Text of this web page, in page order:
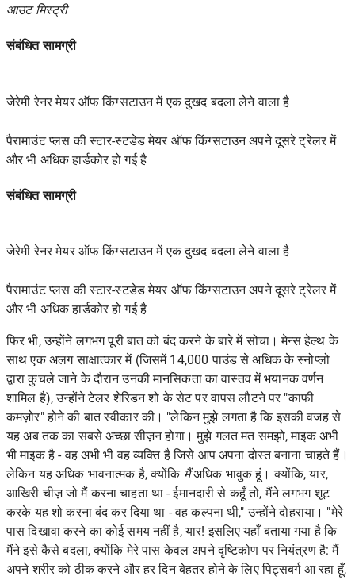
आउट मिस्ट्री
संबंधित सामग्री
जेरेमी रेनर मेयर ऑफ किंग्सटाउन में एक दुखद बदला लेने वाला है
पैरामाउंट प्लस की स्टार-स्टडेड मेयर ऑफ किंग्सटाउन अपने दूसरे ट्रेलर में
और भी अधिक हार्डकोर हो गई है
संबंधित सामग्री
जेरेमी रेनर मेयर ऑफ किंग्सटाउन में एक दुखद बदला लेने वाला है
पैरामाउंट प्लस की स्टार-स्टडेड मेयर ऑफ किंग्सटाउन अपने दूसरे ट्रेलर में
और भी अधिक हार्डकोर हो गई है
फिर भी, उन्होंने लगभग पूरी बात को बंद करने के बारे में सोचा।मेन्स हेल्थ के
साथ एक अलग साक्षात्कारमें (जिसमें 14,000 पाउंड से अधिक के स्नोप्लो
द्वारा कुचले जाने के दौरान उनकी मानसिकता का वास्तव में भयानक वर्णन
शामिल है), उन्होंने टेलर शेरिडन शो के सेट पर वापस लौटने पर "काफी
कमज़ोर" होने की बात स्वीकार की। "लेकिन मुझे लगता है कि इसकी वजह से
यह अब तक का सबसे अच्छा सीज़न होगा। मुझे गलत मत समझो, माइक अभी
भी माइक है - वह अभी भी वह व्यक्ति है जिसे आप अपना दोस्त बनाना चाहते हैं।
लेकिन यह अधिक भावनात्मक है, क्योंकि मैंअधिक भावुक हूं। क्योंकि, यार,
आखिरी चीज़ जो मैं करना चाहता था - ईमानदारी से कहूँ तो, मैंने लगभग शूट
करके यह शो करना बंद कर दिया था - वह कल्पना थी," उन्होंने दोहराया। "मेरे
पास दिखावा करने का कोई समय नहीं है, यार! इसलिए यहाँ बताया गया है कि
मैंने इसे कैसे बदला, क्योंकि मेरे पास केवल अपने दृष्टिकोण पर नियंत्रण है: मैं
अपने शरीर को ठीक करने और हर दिन बेहतर होने के लिए पिट्सबर्ग आ रहा हूँ,